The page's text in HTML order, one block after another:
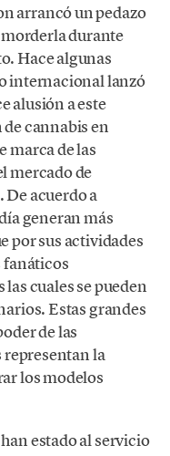
arrancó un pedazo
durante
Hace algunas
internacional lanzó
alusión a este
cannabis en
marca de las
mercado de
acuerdo a
generan más
por sus actividades
fanáticos
cuales se pueden
Estas grandes
de las
representan la
los modelos
estado al servicio